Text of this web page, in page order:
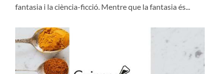
fantasia i la ciència-ficció. Mentre que la fantasia és...